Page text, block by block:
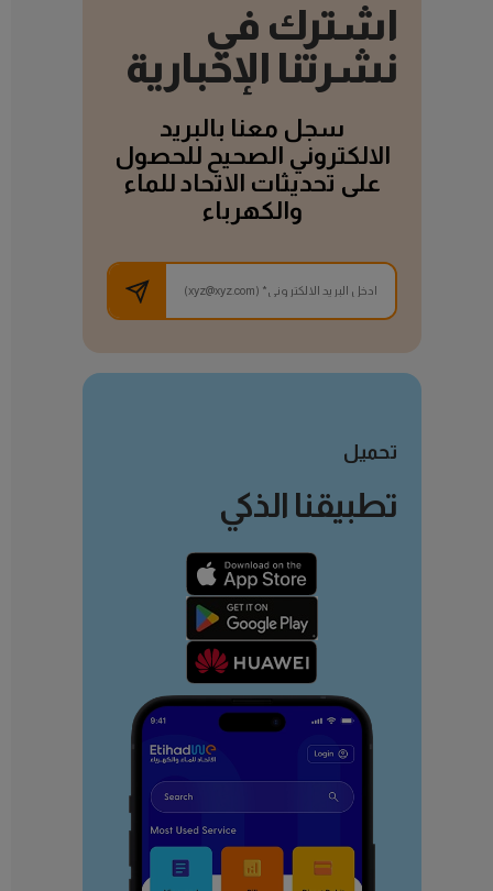
تعلم المزيد
اشترك في
نشرتنا الإخبارية
سجل معنا بالبريد
الالكتروني الصحيح للحصول
على تحديثات الاتحاد للماء
والكهرباء
تحميل
تطبيقنا الذكي